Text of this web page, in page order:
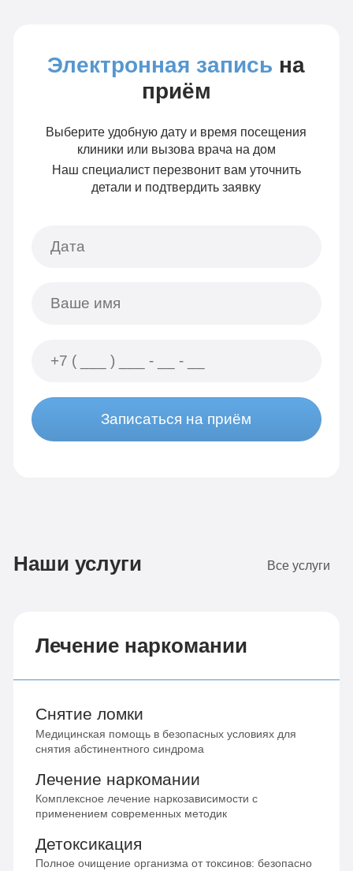
Электронная запись на
приём
Выберите удобную дату и время посещения
клиники или вызова врача на дом
Наш специалист перезвонит вам уточнить
детали и подтвердить заявку
Записаться на приём
Наши услуги Все услуги
Лечение наркомании
Снятие ломки
Медицинская помощь в безопасных условиях для
снятия абстинентного синдрома
Лечение наркомании
Комплексное лечение наркозависимости с
применением современных методик
Детоксикация
Полное очищение организма от токсинов: безопасно